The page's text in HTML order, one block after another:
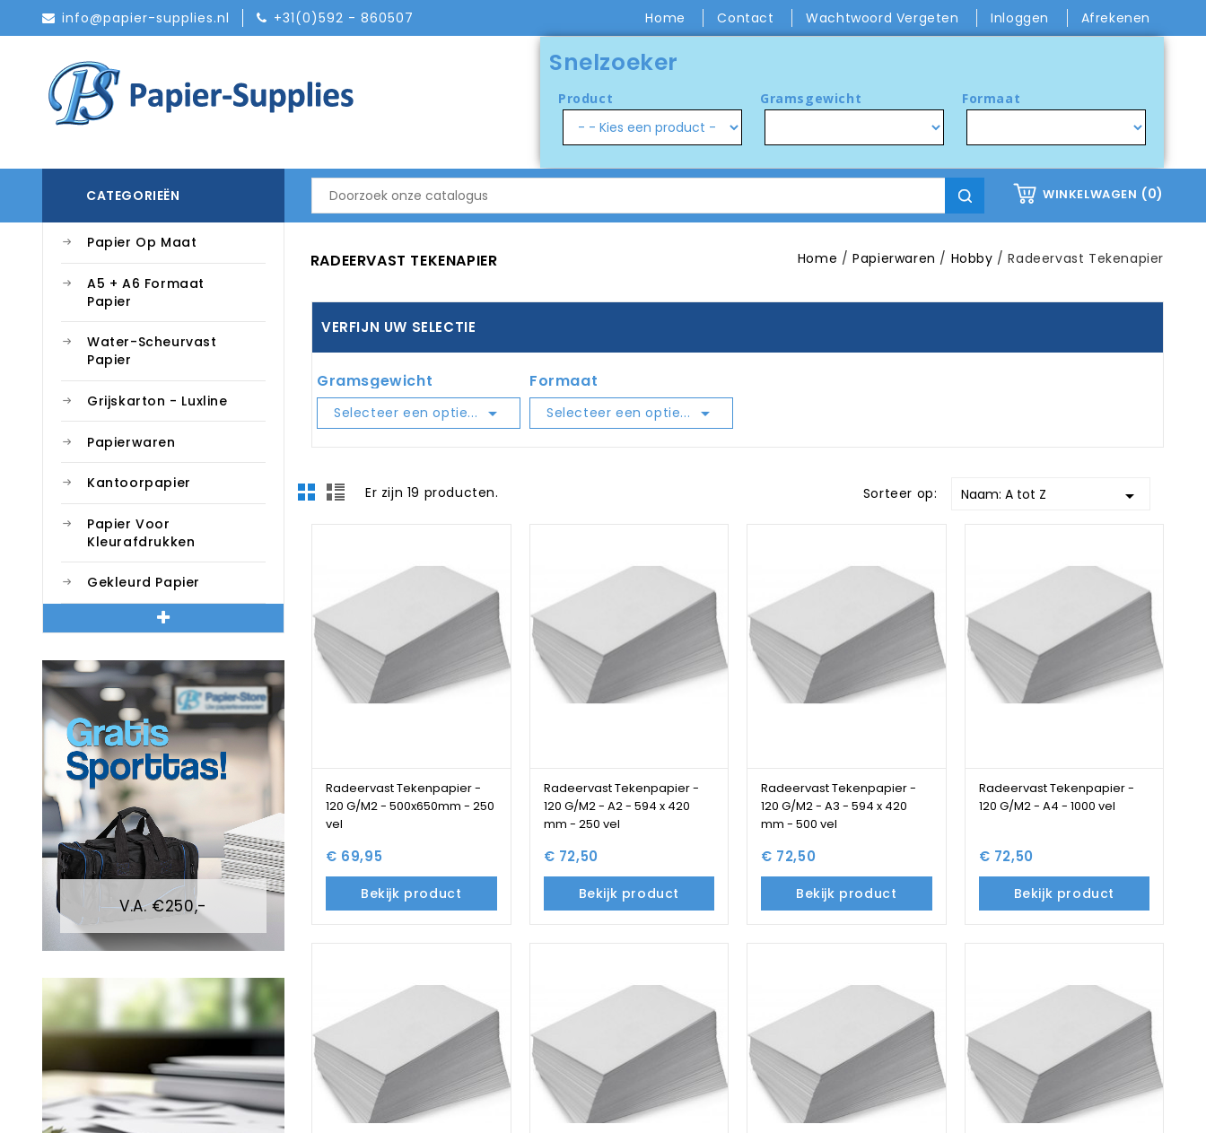
info@papier-supplies.nl +31(0)592 - 860507 Home Contact Wachtwoord Vergeten Inloggen Afrekenen
Snelzoeker
Product Gramsgewicht Formaat
WINKELWAGEN (0)
CATEGORIEËN
Papier Op Maat
A5 + A6 Formaat
Papier
Water-Scheurvast
Papier
Grijskarton - Luxline
Papierwaren
Kantoorpapier
Papier Voor
Kleurafdrukken
Gekleurd Papier
V.A. €250,-
RADEERVAST TEKENAPIER Home Papierwaren Hobby Radeervast Tekenapier
VERFIJN UW SELECTIE
Gramsgewicht
Selecteer een optie... 
Formaat
Selecteer een optie... 
Er zijn 19 producten. Sorteer op: Naam: A tot Z 
Radeervast Tekenpapier -
120 G/M2 - 500x650mm - 250
vel
€ 69,95
Bekijk product
Radeervast Tekenpapier -
120 G/M2 - A2 - 594 x 420
mm - 250 vel
€ 72,50
Bekijk product
Radeervast Tekenpapier -
120 G/M2 - A3 - 594 x 420
mm - 500 vel
€ 72,50
Bekijk product
Radeervast Tekenpapier -
120 G/M2 - A4 - 1000 vel
€ 72,50
Bekijk product